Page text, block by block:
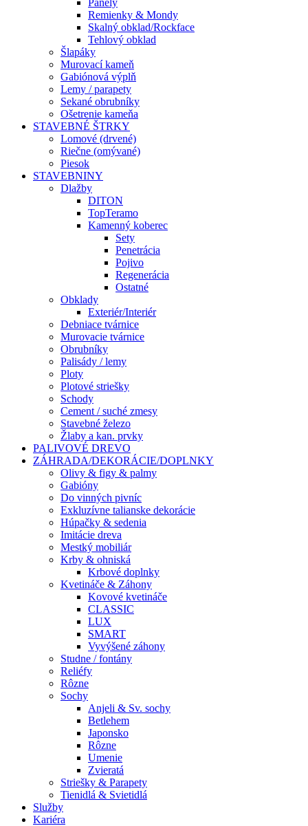
Panely
Remienky & Mondy
Skalný obklad/Rockface
Tehlový obklad
Šlapáky
Murovací kameň
Gabiónová výplň
Lemy / parapety
Sekané obrubníky
Ošetrenie kameňa
STAVEBNÉ ŠTRKY
Lomové (drvené)
Riečne (omývané)
Piesok
STAVEBNINY
Dlažby
DITON
TopTeramo
Kamenný koberec
Sety
Penetrácia
Pojivo
Regenerácia
Ostatné
Obklady
Exteriér/Interiér
Debniace tvárnice
Murovacie tvárnice
Obrubníky
Palisády / lemy
Ploty
Plotové striešky
Schody
Cement / suché zmesy
Stavebné železo
Žlaby a kan. prvky
PALIVOVÉ DREVO
ZÁHRADA/DEKORÁCIE/DOPLNKY
Olivy & figy & palmy
Gabióny
Do vinných pivníc
Exkluzívne talianske dekorácie
Húpačky & sedenia
Imitácie dreva
Mestký mobiliár
Krby & ohniská
Krbové doplnky
Kvetináče & Záhony
Kovové kvetináče
CLASSIC
LUX
SMART
Vyvýšené záhony
Studne / fontány
Reliéfy
Rôzne
Sochy
Anjeli & Sv. sochy
Betlehem
Japonsko
Rôzne
Umenie
Zvieratá
Striešky & Parapety
Tienidlá & Svietidlá
Služby
Kariéra